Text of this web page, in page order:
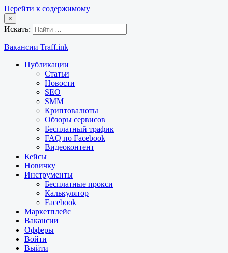
Перейти к содержимому
×
Искать:
Вакансии Traff.ink
Публикации
Статьи
Новости
SEO
SMM
Криптовалюты
Обзоры сервисов
Бесплатный трафик
FAQ по Facebook
Видеоконтент
Кейсы
Новичку
Инструменты
Бесплатные прокси
Калькулятор
Facebook
Маркетплейс
Вакансии
Офферы
Войти
Выйти